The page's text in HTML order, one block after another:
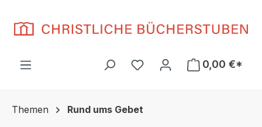
Du hast 0 Produkte auf
0,00 €*
Themen Rund ums Gebet